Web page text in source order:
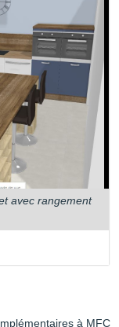
avec rangement
à MFC